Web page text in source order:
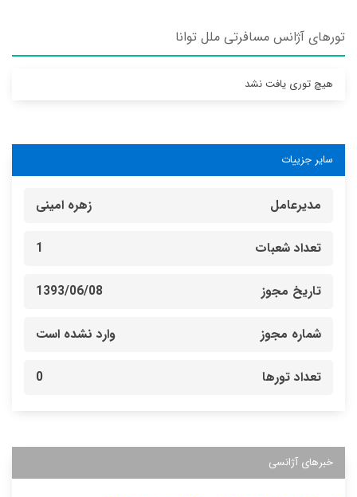
تورهای آژانس مسافرتی ملل توانا
هیچ توری یافت نشد
سایر جزییات
مدیرعامل زهره امینی
تعداد شعبات 1
تاریخ مجوز 1393/06/08
شماره مجوز وارد نشده است
تعداد تورها 0
خبرهای آژانسی